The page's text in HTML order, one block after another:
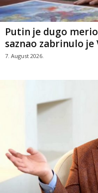
Putin je dugo
saznao zabrinulo je
7. August 2026.